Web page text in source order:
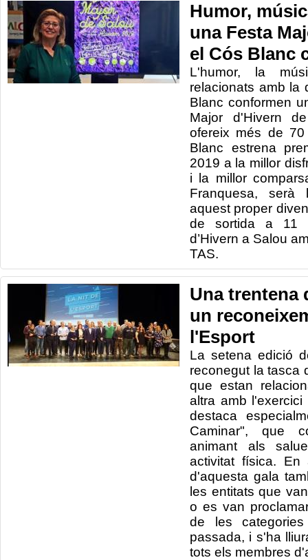
Humor,
una Festa
el Cós Blanc
L'humor, la
relacionats amb la
Blanc conformen
Major d'Hivern
ofereix més de
Blanc estrena
2019 a la millor
i la millor
Franquesa, serà
aquest proper
de sortida a 11
d’Hivern a Salou
TAS.
Una trentena
un
l'Esport
La setena edició
reconegut la tasca
que estan
altra amb
destaca
Caminar", que
animant als
activitat física. En
d'aquesta gala
les entitats que
o es van
de les
passada, i s'ha
tots els membres